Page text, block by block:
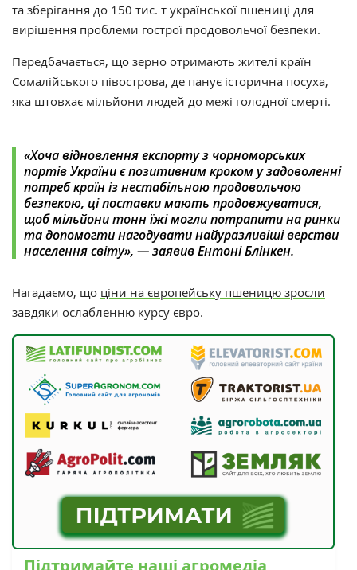
та зберігання до 150 тис. т української пшениці для
вирішення проблеми гострої продовольчої безпеки.
Передбачається, що зерно отримають жителі країн
Сомалійського півострова, де панує історична посуха,
яка штовхає мільйони людей до межі голодної смерті.
«Хоча відновлення експорту з чорноморських
портів України є позитивним кроком у задоволенні
потреб країн із нестабільною продовольчою
безпекою, ці поставки мають продовжуватися,
щоб мільйони тонн їжі могли потрапити на ринки
та допомогти нагодувати найуразливіші верстви
населення світу», — заявив Ентоні Блінкен.
Нагадаємо, що ціни на європейську пшеницю зросли
завдяки ослабленню курсу євро.